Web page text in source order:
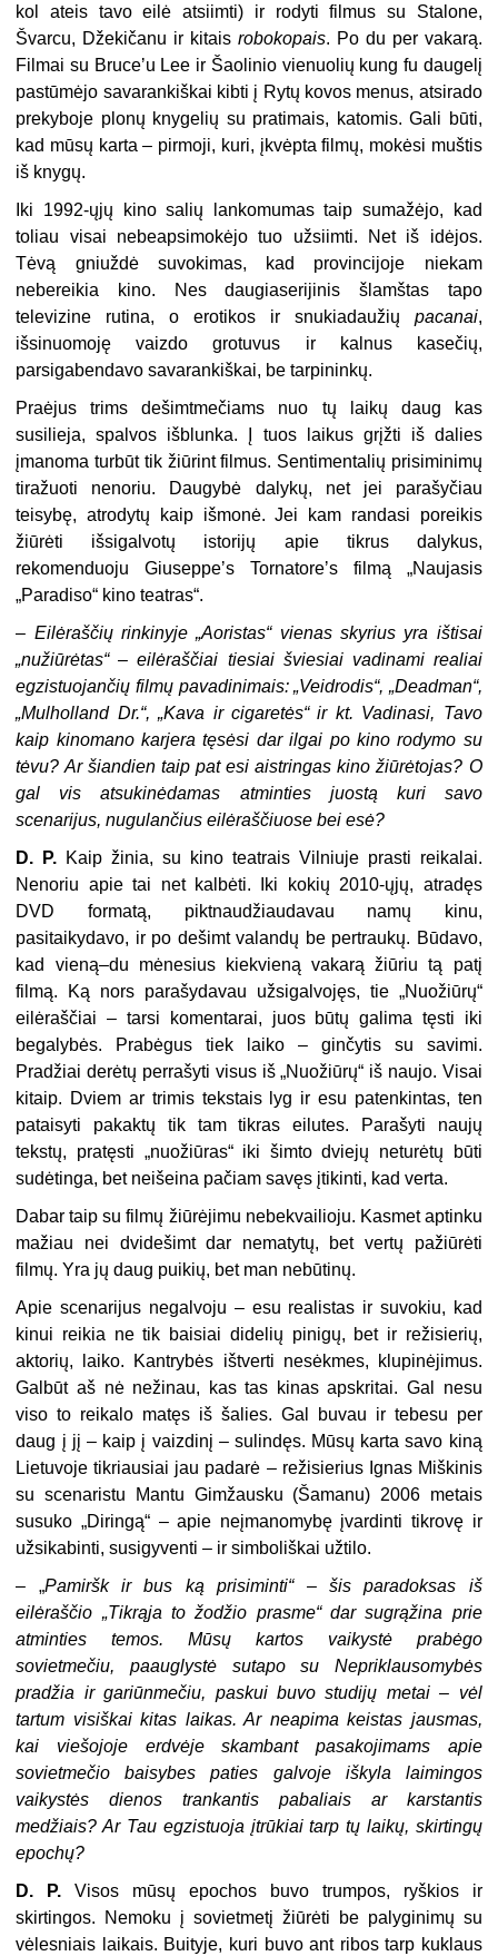
kol ateis tavo eilė atsiimti) ir rodyti filmus su Stalone,
Švarcu, Džekičanu ir kitais robokopais. Po du per vakarą.
Filmai su Bruceʼu Lee ir Šaolinio vienuolių kung fu daugelį
pastūmėjo savarankiškai kibti į Rytų kovos menus, atsirado
prekyboje plonų knygelių su pratimais, katomis. Gali būti,
kad mūsų karta – pirmoji, kuri, įkvėpta filmų, mokėsi muštis
iš knygų.
Iki 1992-ųjų kino salių lankomumas taip sumažėjo, kad
toliau visai nebeapsimokėjo tuo užsiimti. Net iš idėjos.
Tėvą gniuždė suvokimas, kad provincijoje niekam
nebereikia kino. Nes daugiaserijinis šlamštas tapo
televizine rutina, o erotikos ir snukiadaužių pacanai,
išsinuomoję vaizdo grotuvus ir kalnus kasečių,
parsigabendavo savarankiškai, be tarpininkų.
Praėjus trims dešimtmečiams nuo tų laikų daug kas
susilieja, spalvos išblunka. Į tuos laikus grįžti iš dalies
įmanoma turbūt tik žiūrint filmus. Sentimentalių prisiminimų
tiražuoti nenoriu. Daugybė dalykų, net jei parašyčiau
teisybę, atrodytų kaip išmonė. Jei kam randasi poreikis
žiūrėti išsigalvotų istorijų apie tikrus dalykus,
rekomenduoju Giuseppeʼs Tornatoreʼs filmą „Naujasis
„Paradiso“ kino teatras“.
– Eilėraščių rinkinyje „Aoristas“ vienas skyrius yra ištisai
„nužiūrėtas“ – eilėraščiai tiesiai šviesiai vadinami realiai
egzistuojančių filmų pavadinimais: „Veidrodis“, „Deadman“,
„Mulholland Dr.“, „Kava ir cigaretės“ ir kt. Vadinasi, Tavo
kaip kinomano karjera tęsėsi dar ilgai po kino rodymo su
tėvu? Ar šiandien taip pat esi aistringas kino žiūrėtojas? O
gal vis atsukinėdamas atminties juostą kuri savo
scenarijus, nugulančius eilėraščiuose bei esė?
D. P. Kaip žinia, su kino teatrais Vilniuje prasti reikalai.
Nenoriu apie tai net kalbėti. Iki kokių 2010-ųjų, atradęs
DVD formatą, piktnaudžiaudavau namų kinu,
pasitaikydavo, ir po dešimt valandų be pertraukų. Būdavo,
kad vieną–du mėnesius kiekvieną vakarą žiūriu tą patį
filmą. Ką nors parašydavau užsigalvojęs, tie „Nuožiūrų“
eilėraščiai – tarsi komentarai, juos būtų galima tęsti iki
begalybės. Prabėgus tiek laiko – ginčytis su savimi.
Pradžiai derėtų perrašyti visus iš „Nuožiūrų“ iš naujo. Visai
kitaip. Dviem ar trimis tekstais lyg ir esu patenkintas, ten
pataisyti pakaktų tik tam tikras eilutes. Parašyti naujų
tekstų, pratęsti „nuožiūras“ iki šimto dviejų neturėtų būti
sudėtinga, bet neišeina pačiam savęs įtikinti, kad verta.
Dabar taip su filmų žiūrėjimu nebekvailioju. Kasmet aptinku
mažiau nei dvidešimt dar nematytų, bet vertų pažiūrėti
filmų. Yra jų daug puikių, bet man nebūtinų.
Apie scenarijus negalvoju – esu realistas ir suvokiu, kad
kinui reikia ne tik baisiai didelių pinigų, bet ir režisierių,
aktorių, laiko. Kantrybės ištverti nesėkmes, klupinėjimus.
Galbūt aš nė nežinau, kas tas kinas apskritai. Gal nesu
viso to reikalo matęs iš šalies. Gal buvau ir tebesu per
daug į jį – kaip į vaizdinį – sulindęs. Mūsų karta savo kiną
Lietuvoje tikriausiai jau padarė – režisierius Ignas Miškinis
su scenaristu Mantu Gimžausku (Šamanu) 2006 metais
susuko „Diringą“ – apie neįmanomybę įvardinti tikrovę ir
užsikabinti, susigyventi – ir simboliškai užtilo.
– „Pamiršk ir bus ką prisiminti“ – šis paradoksas iš
eilėraščio „Tikrąja to žodžio prasme“ dar sugrąžina prie
atminties temos. Mūsų kartos vaikystė prabėgo
sovietmečiu, paauglystė sutapo su Nepriklausomybės
pradžia ir gariūnmečiu, paskui buvo studijų metai – vėl
tartum visiškai kitas laikas. Ar neapima keistas jausmas,
kai viešojoje erdvėje skambant pasakojimams apie
sovietmečio baisybes paties galvoje iškyla laimingos
vaikystės dienos trankantis pabaliais ar karstantis
medžiais? Ar Tau egzistuoja įtrūkiai tarp tų laikų, skirtingų
epochų?
D. P.
Visos mūsų epochos buvo trumpos, ryškios ir
skirtingos. Nemoku į sovietmetį žiūrėti be palyginimų su
vėlesniais laikais. Buityje, kuri buvo ant ribos tarp kuklaus